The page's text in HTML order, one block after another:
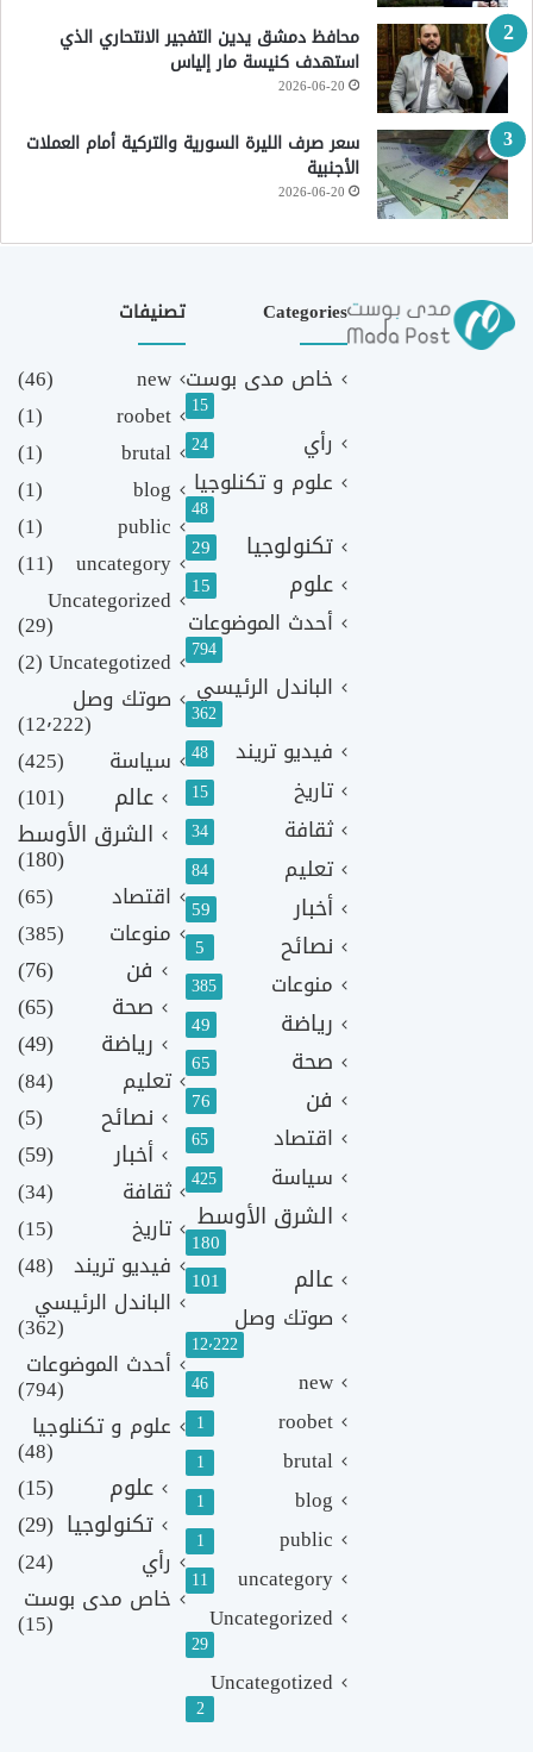
محافظ دمشق يدين التفجير الانتحاري الذي
استهدف كنيسة مار إلياس
2026-06-20
سعر صرف الليرة السورية والتركية أمام العملات
الأجنبية
2026-06-20
Categories
خاص مدى بوست
15
رأي 24
علوم و تكنلوجيا
48
تكنولوجيا 29
علوم 15
أحدث الموضوعات
794
الباندل الرئيسي
362
فيديو تريند 48
تاريخ 15
ثقافة 34
تعليم 84
أخبار 59
نصائح 5
منوعات 385
رياضة 49
صحة 65
فن 76
اقتصاد 65
سياسة 425
الشرق الأوسط
180
عالم 101
صوتك وصل
12٬222
new
46
roobet
1
brutal
1
blog
1
public
1
uncategory
11
Uncategorized
29
Uncategotized
2
تصنيفات
new
(46)
roobet
(1)
brutal
(1)
blog
(1)
public
(1)
uncategory
(11)
Uncategorized
(29)
Uncategotized
(2)
صوتك وصل
(12٬222)
سياسة
(425)
عالم
(101)
الشرق الأوسط
(180)
اقتصاد
(65)
منوعات
(385)
فن
(76)
صحة
(65)
رياضة
(49)
تعليم (84)
نصائح
(5)
أخبار
(59)
ثقافة
(34)
تاريخ
(15)
فيديو تريند (48)
الباندل الرئيسي
(362)
أحدث الموضوعات
(794)
علوم و تكنلوجيا
(48)
علوم
(15)
تكنولوجيا (29)
رأي
(24)
خاص مدى بوست
(15)